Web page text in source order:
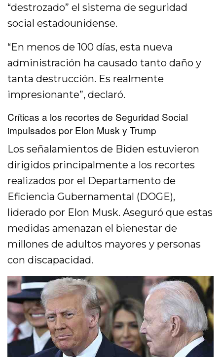
“destrozado” el sistema de seguridad
social estadounidense.
“En menos de 100 días, esta nueva
administración ha causado tanto daño y
tanta destrucción. Es realmente
impresionante”, declaró.
Críticas a los recortes de Seguridad Social
impulsados por Elon Musk y Trump
Los señalamientos de Biden estuvieron
dirigidos principalmente a los recortes
realizados por el Departamento de
Eficiencia Gubernamental (DOGE),
liderado por Elon Musk. Aseguró que estas
medidas amenazan el bienestar de
millones de adultos mayores y personas
con discapacidad.